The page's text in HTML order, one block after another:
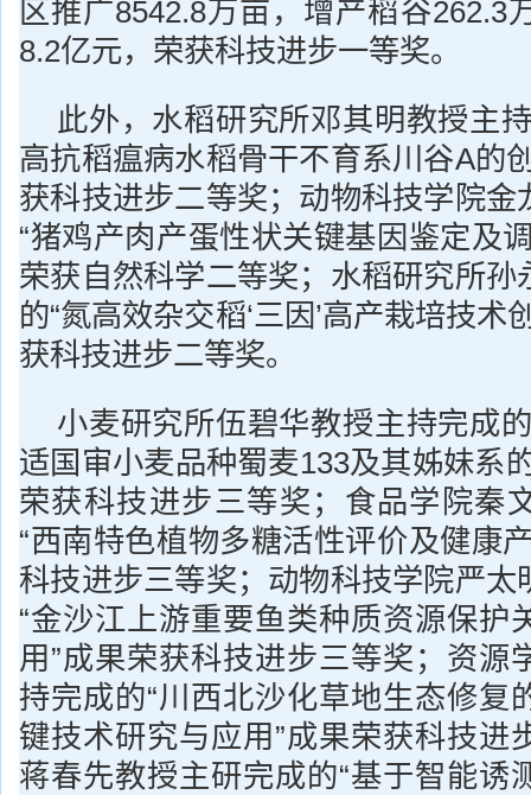
区推广8542.8万亩，增产稻谷262.3
8.2亿元，荣获科技进步一等奖。
此外，水稻研究所邓其明教授主
高抗稻瘟病水稻骨干不育系川谷A的
获科技进步二等奖；动物科技学院金
“猪鸡产肉产蛋性状关键基因鉴定及
荣获自然科学二等奖；水稻研究所孙
的“氮高效杂交稻‘三因’高产栽培技术
获科技进步二等奖。
小麦研究所伍碧华教授主持完成
适国审小麦品种蜀麦133及其姊妹系
荣获科技进步三等奖；食品学院秦
“西南特色植物多糖活性评价及健康
科技进步三等奖；动物科技学院严太
“金沙江上游重要鱼类种质资源保护
用”成果荣获科技进步三等奖；资源
持完成的“川西北沙化草地生态修复
键技术研究与应用”成果荣获科技进
蒋春先教授主研完成的“基于智能诱